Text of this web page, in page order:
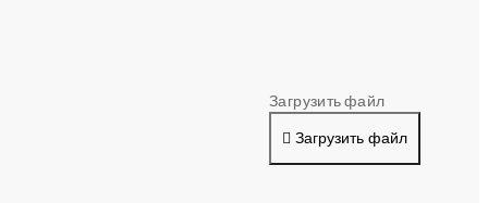
Загрузить файл
Загрузить файл